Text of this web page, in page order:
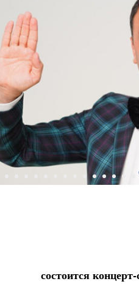
состоится